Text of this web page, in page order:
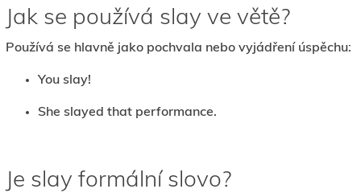
Jak se používá slay ve větě?
Používá se hlavně jako pochvala nebo vyjádření úspěchu:
You slay!
She slayed that performance.
Je slay formální slovo?